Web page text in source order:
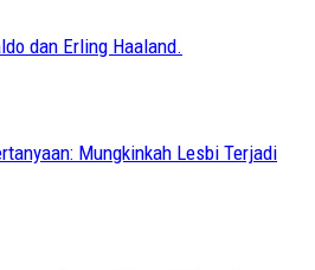
dan Erling Haaland.
Mungkinkah Lesbi Terjadi